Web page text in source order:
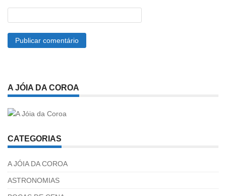
A JÓIA DA COROA
CATEGORIAS
A JÓIA DA COROA
ASTRONOMIAS